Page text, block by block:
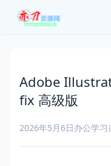
Adobe
fix 高级版
2026年5月6日办公学习